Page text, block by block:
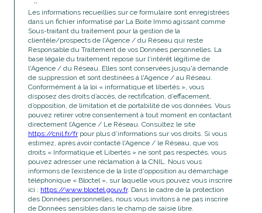
**
Les informations recueillies sur ce formulaire sont enregistrées
dans un fichier informatisé par La Boite Immo agissant comme
Sous-traitant du traitement pour la gestion de la
clientèle/prospects de l'Agence / du Réseau qui reste
Responsable du Traitement de vos Données personnelles. La
base légale du traitement repose sur l'intérêt légitime de
l'Agence / du Réseau. Elles sont conservées jusqu'à demande
de suppression et sont destinées à l'Agence / au Réseau.
Conformément à la loi « informatique et libertés », vous
disposez des droits d’accès, de rectification, d’effacement,
d’opposition, de limitation et de portabilité de vos données. Vous
pouvez retirer votre consentement à tout moment en contactant
directement l’Agence / Le Réseau. Consultez le site
https://cnil.fr/frpour plus d’informations sur vos droits. Si vous
estimez, après avoir contacté l'Agence / le Réseau, que vos
droits « Informatique et Libertés » ne sont pas respectés, vous
pouvez adresser une réclamation à la CNIL. Nous vous
informons de l’existence de la liste d'opposition au démarchage
téléphonique « Bloctel », sur laquelle vous pouvez vous inscrire
ici : https://www.bloctel.gouv.fr. Dans le cadre de la protection
des Données personnelles, nous vous invitons à ne pas inscrire
de Données sensibles dans le champ de saisie libre.